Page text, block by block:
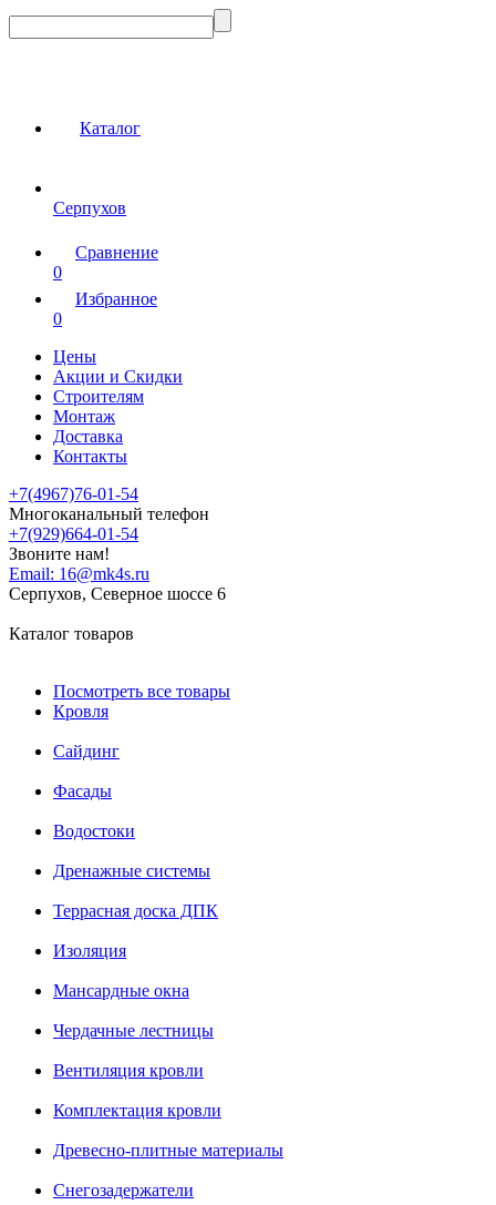
Каталог
Серпухов
Сравнение
0
Избранное
0
Цены
Акции и Скидки
Строителям
Монтаж
Доставка
Контакты
+7(4967)76-01-54
Многоканальный телефон
+7(929)664-01-54
Звоните нам!
Email: 16@mk4s.ru
Серпухов, Северное шоссе 6
Каталог товаров
Посмотреть все товары
Кровля
Сайдинг
Фасады
Водостоки
Дренажные системы
Террасная доска ДПК
Изоляция
Мансардные окна
Чердачные лестницы
Вентиляция кровли
Комплектация кровли
Древесно-плитные материалы
Снегозадержатели